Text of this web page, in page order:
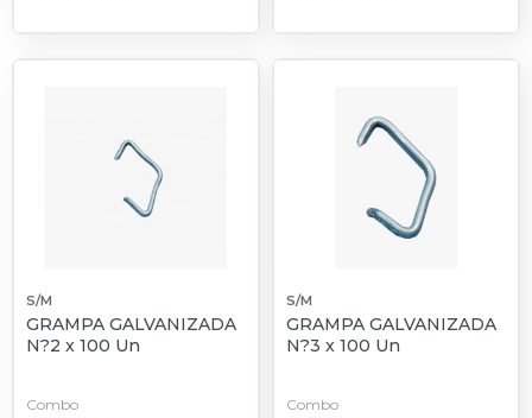
S/M
GRAMPA GALVANIZADA
N?2 x 100 Un
Combo
S/M
GRAMPA GALVANIZADA
N?3 x 100 Un
Combo